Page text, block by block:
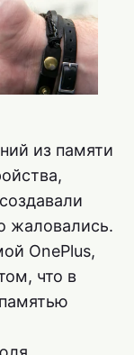
из памяти
жаловались.
OnePlus,
что в